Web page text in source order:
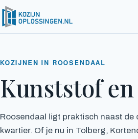
KOZIJNEN IN ROOSENDAAL
Kunststof
Roosendaal ligt praktisch naast de
kwartier. Of je nu in Tolberg,